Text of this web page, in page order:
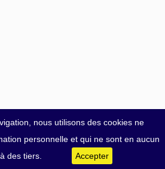
nous utilisons des cookies ne
personnelle et qui ne sont en aucun
des tiers.
Accepter